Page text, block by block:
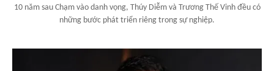
10 năm sau Chạm vào danh vọng, Thúy Diễm và Trương Thế Vinh đều có
những bước phát triển riêng trong sự nghiệp.